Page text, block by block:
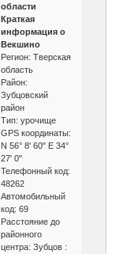
области
Краткая
информация о
Векшино
Регион: Тверская
область
Район:
Зубцовский
район
Тип: урочище
GPS координаты:
N 56° 8' 60" E 34°
27' 0"
Телефонный код:
48262
Автомобильный
код: 69
Расстояние до
районного
центра: Зубцов :